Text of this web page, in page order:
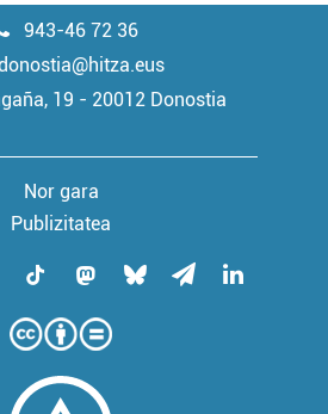
943-46 72 36
19 - 20012 Donostia
Nor gara
Publizitatea